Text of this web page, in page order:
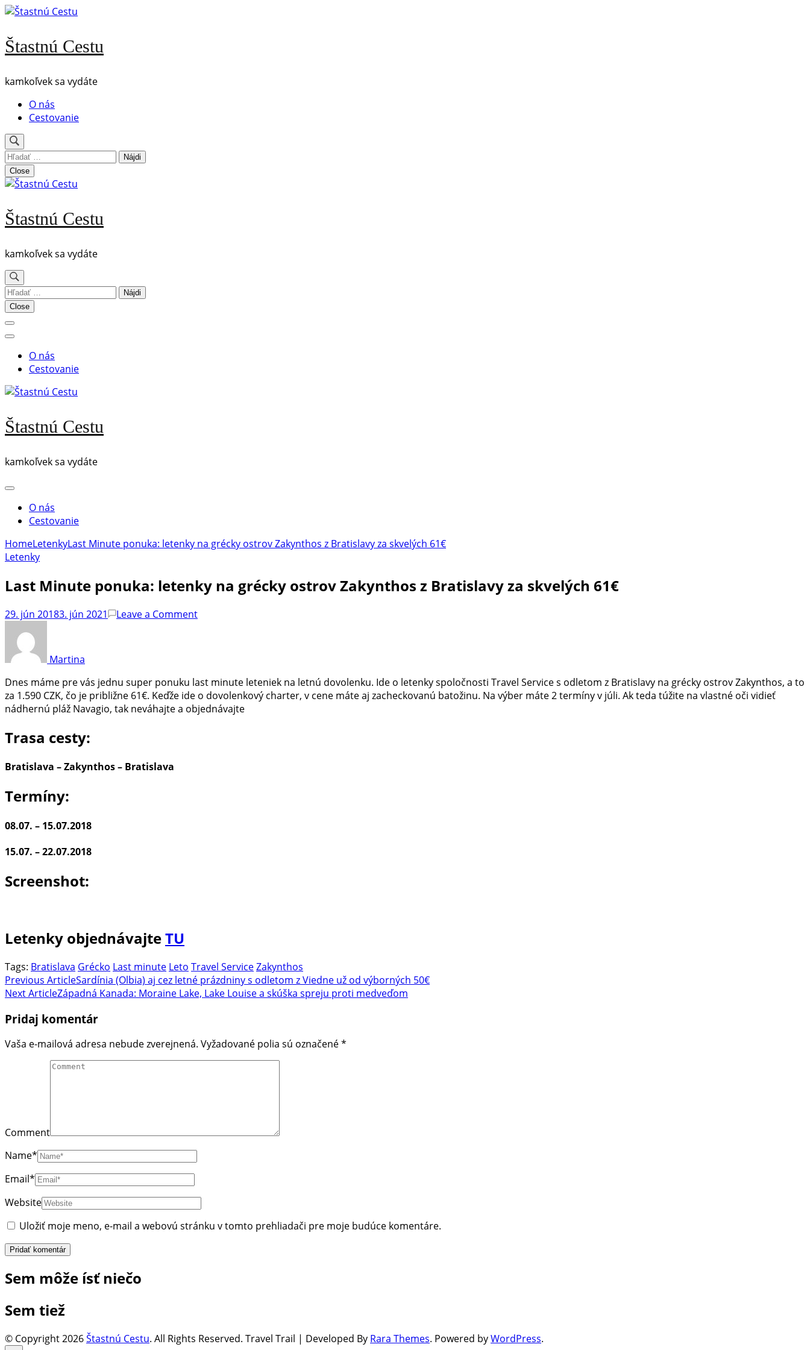
Skip
content
(Press
Štastnú Cestu
kamkoľvek sa vydáte
O nás
Cestovanie
Hľadať:
Close
Štastnú Cestu
kamkoľvek sa vydáte
Hľadať:
Close
O nás
Cestovanie
Štastnú Cestu
kamkoľvek sa vydáte
O nás
Cestovanie
HomeLetenkyLast Minute ponuka: letenky na grécky ostrov Zakynthos z Bratislavy za skvelých 61€
Letenky
Last Minute ponuka: letenky na grécky ostrov Zakynthos z Bratislavy za skvelých 61€
29. jún 20183. jún 2021 Leave a Commenton
na
grécky
ostrov
Martina
Dnes máme pre vás jednu super ponuku last minute leteniek na letnú dovolenku. Ide o letenky spoločnosti Travel Service s odletom z Bratislavy na grécky ostrov Zakynthos, a to
za 1.590 CZK, čo je približne 61€. Keďže ide o dovolenkový charter, v cene máte aj zacheckovanú batožinu. Na výber máte 2 termíny v júli. Ak teda túžite na vlastné oči vidieť
nádhernú pláž Navagio, tak neváhajte a objednávajte
Trasa cesty:
Bratislava – Zakynthos – Bratislava
Termíny:
08.07. – 15.07.2018
15.07. – 22.07.2018
Screenshot:
Letenky objednávajteTU
Tags: Bratislava Grécko Last minute Leto Travel ServiceZakynthos
Post
Navigation
Previous ArticleSardínia (Olbia) aj cez letné prázdniny s odletom z Viedne už od výborných 50€
Next ArticleZápadná Kanada: Moraine Lake, Lake Louise a skúška spreju proti medveďom
Pridaj komentár
Vaša e-mailová adresa nebude zverejnená. Vyžadované polia sú označené*
Comment
Name*
Email*
Website
Uložiť moje meno, e-mail a webovú stránku v tomto prehliadači pre moje budúce komentáre.
Sem môže ísť niečo
Sem tiež
© Copyright 2026Štastnú Cestu. All Rights Reserved. Travel Trail | Developed By Rara Themes. Powered byWordPress.